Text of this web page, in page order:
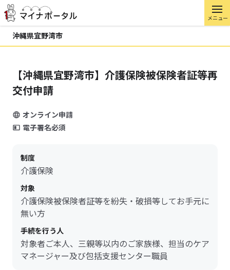
メニュー
沖縄県宜野湾市
【沖縄県宜野湾市】介護保険被保険者証等再
交付申請
オンライン申請
電子署名必須
制度
介護保険
対象
介護保険被保険者証等を紛失・破損等してお手元に
無い方
手続を行う人
対象者ご本人、三親等以内のご家族様、担当のケア
マネージャー及び包括支援センター職員